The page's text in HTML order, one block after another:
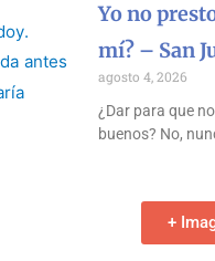
Yo no
mí? – San
agosto 4, 2026
¿Dar para que
buenos? No,
+